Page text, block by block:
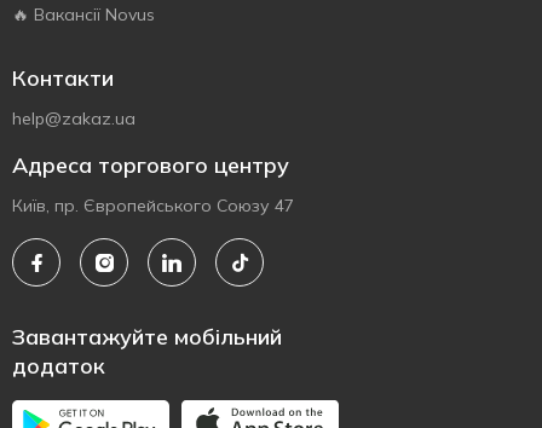
🔥 Вакансії Novus
Контакти
help@zakaz.ua
Адреса торгового центру
Київ, пр. Європейського Союзу 47
Завантажуйте мобільний
додаток